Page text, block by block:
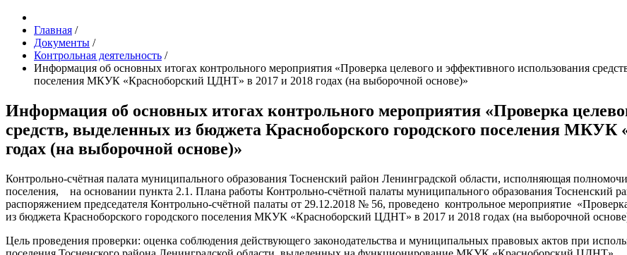
Главная /
Документы /
Контрольная деятельность /
Информация об основных итогах контрольного мероприятия «Проверка целевого и эффективного использования
поселения МКУК «Красноборский ЦДНТ» в 2017 и 2018 годах (на выборочной основе)»
Информация об основных итогах контрольного мероприятия «Проверка
средств, выделенных из бюджета Красноборского городского поселения
годах (на выборочной основе)»
Контрольно-счётная палата муниципального образования Тосненский район Ленинградской области, исполняющая
поселения, на основании пункта 2.1. Плана работы Контрольно-счётной палаты муниципального образования Тосненский
распоряжением председателя Контрольно-счётной палаты от 29.12.2018 № 56, проведено контрольное мероприятие
из бюджета Красноборского городского поселения МКУК «Красноборский ЦДНТ» в 2017 и 2018 годах (на выборочной
Цель проведения проверки: оценка соблюдения действующего законодательства и муниципальных правовых актов при